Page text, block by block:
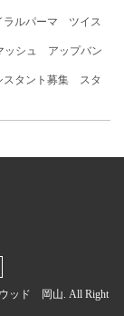
ルパーマ ツイス
ッシュ アップバン
タント募集 スタ
ッド 岡山. All Right